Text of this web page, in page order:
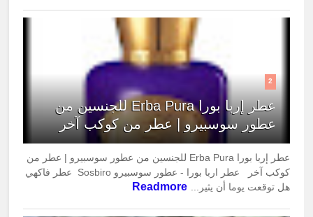
2
عطر إربا بورا Erba Pura للجنسين من
عطور سوسبيرو | عطر من كوكب آخر
عطر إربا بورا Erba Pura للجنسين من عطور سوسبيرو | عطر من
كوكب آخر عطر اربا بورا - عطور سوسبيرو Sosbiro عطر فاكهي
هل توقعت يوما أن يثير...
Readmore